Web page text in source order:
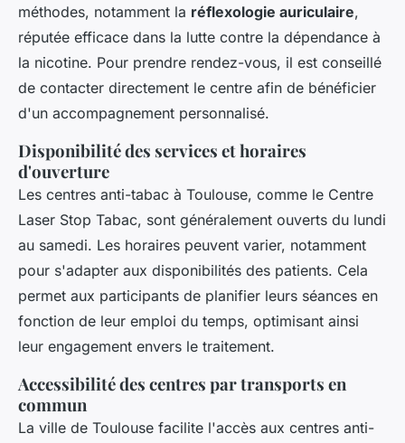
méthodes, notamment la réflexologie auriculaire,
réputée efficace dans la lutte contre la dépendance à
la nicotine. Pour prendre rendez-vous, il est conseillé
de contacter directement le centre afin de bénéficier
d'un accompagnement personnalisé.
Disponibilité des services et horaires
d'ouverture
Les centres anti-tabac à Toulouse, comme le Centre
Laser Stop Tabac, sont généralement ouverts du lundi
au samedi. Les horaires peuvent varier, notamment
pour s'adapter aux disponibilités des patients. Cela
permet aux participants de planifier leurs séances en
fonction de leur emploi du temps, optimisant ainsi
leur engagement envers le traitement.
Accessibilité des centres par transports en
commun
La ville de Toulouse facilite l'accès aux centres anti-